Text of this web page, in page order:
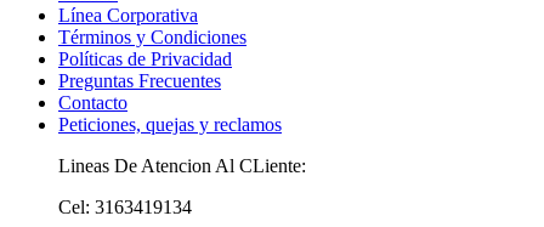
Línea Corporativa
Términos y Condiciones
Políticas de Privacidad
Preguntas Frecuentes
Contacto
Peticiones, quejas y reclamos
Lineas De Atencion Al CLiente:
Cel: 3163419134